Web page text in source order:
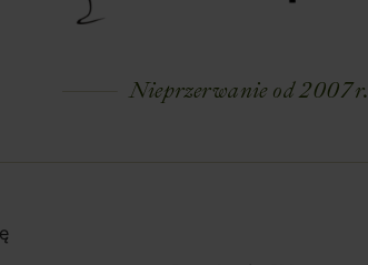
Nieprzerwanie od 2007 r.